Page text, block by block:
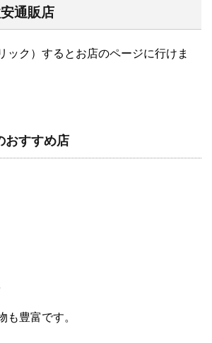
通販店
ック）するとお店のページに行けま
おすすめ店
も豊富です。